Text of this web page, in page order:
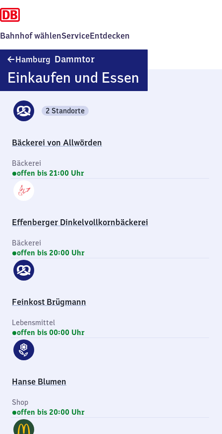
Bahnhof wählenServiceEntdecken
Hamburg Dammtor
Einkaufen und Essen
Bäckerei von Allwörden
2 Standorte
Bäckerei
offen bis 21:00 Uhr
Effenberger Dinkelvollkornbäckerei
Bäckerei
offen bis 20:00 Uhr
Feinkost Brügmann
Lebensmittel
offen bis 00:00 Uhr
Hanse Blumen
Shop
offen bis 20:00 Uhr